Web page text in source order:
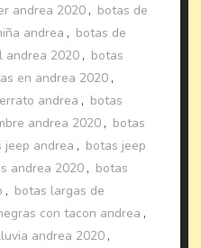
andrea 2020 , botas de
andrea , botas de
andrea 2020 , botas
en andrea 2020 ,
andrea , botas
andrea 2020 , botas
jeep andrea , botas jeep
andrea 2020 , botas
, botas largas de
con tacon andrea ,
andrea 2020 ,